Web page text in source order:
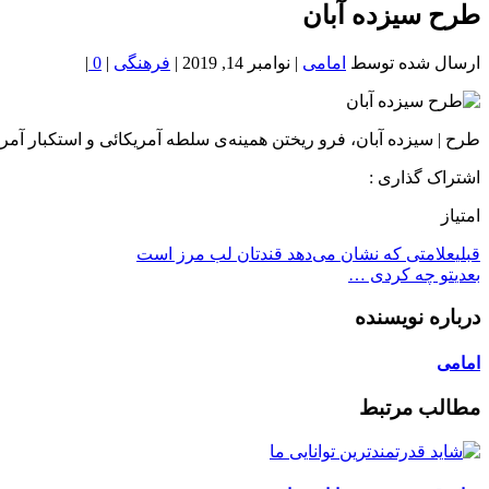
خون
شمال
طرح سیزده آبان
ارسال شده توسط امامی | نوامبر 14, 2019 | فرهنگی |
0
|
طرح | سیزده آبان، فرو ریختن همینه‌ی سلطه آمریکائی و استکبار
اشتراک گذاری :
امتیاز
قبلیعلامتی که نشان می‌دهد قندتان لب مرز است
بعدیتو چه کردی …
درباره نویسنده
امامی
مطالب مرتبط